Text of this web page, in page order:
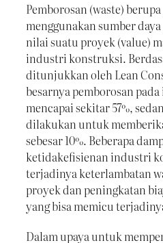
Pemborosan (waste)
menggunakan sumber
nilai suatu proyek (value)
industri konstruksi.
ditunjukkan oleh Lean
besarnya pemborosan
mencapai sekitar 57%,
dilakukan untuk
sebesar 10%. Beberapa
ketidakefisienan industri
terjadinya keterlambatan
proyek dan peningkatan
yang bisa memicu
Dalam upaya untuk